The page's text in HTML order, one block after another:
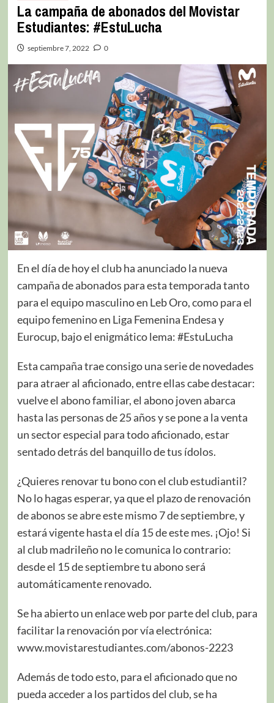
La campaña de abonados del Movistar
Estudiantes: #EstuLucha
septiembre 7, 2022 0
En el día de hoy el club ha anunciado la nueva
campaña de abonados para esta temporada tanto
para el equipo masculino en Leb Oro, como para el
equipo femenino en Liga Femenina Endesa y
Eurocup, bajo el enigmático lema: #EstuLucha
Esta campaña trae consigo una serie de novedades
para atraer al aficionado, entre ellas cabe destacar:
vuelve el abono familiar, el abono joven abarca
hasta las personas de 25 años y se pone a la venta
un sector especial para todo aficionado, estar
sentado detrás del banquillo de tus ídolos.
¿Quieres renovar tu bono con el club estudiantil?
No lo hagas esperar, ya que el plazo de renovación
de abonos se abre este mismo 7 de septiembre, y
estará vigente hasta el día 15 de este mes. ¡Ojo! Si
al club madrileño no le comunica lo contrario:
desde el 15 de septiembre tu abono será
automáticamente renovado.
Se ha abierto un enlace web por parte del club, para
facilitar la renovación por vía electrónica:
www.movistarestudiantes.com/abonos-2223
Además de todo esto, para el aficionado que no
pueda acceder a los partidos del club, se ha